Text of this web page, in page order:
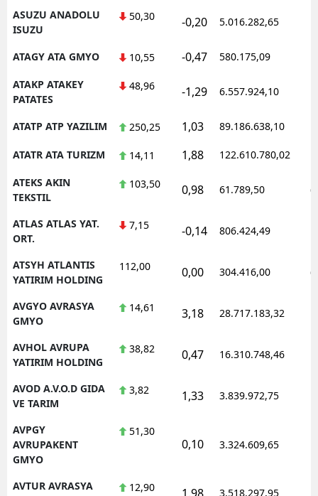
ASUZU ANADOLU
ISUZU
50,30 -0,20 5.016.282,65
ATAGY ATA GMYO 10,55 -0,47 580.175,09
ATAKP ATAKEY
PATATES
48,96 -1,29 6.557.924,10
ATATP ATP YAZILIM 250,25 1,03 89.186.638,10
ATATR ATA TURIZM 14,11 1,88 122.610.780,02
ATEKS AKIN
TEKSTIL
103,50 0,98 61.789,50
ATLAS ATLAS YAT.
ORT.
7,15 -0,14 806.424,49
ATSYH ATLANTIS
YATIRIM HOLDING
112,00 0,00 304.416,00
AVGYO AVRASYA
GMYO
14,61 3,18 28.717.183,32
AVHOL AVRUPA
YATIRIM HOLDING
38,82 0,47 16.310.748,46
AVOD A.V.O.D GIDA
VE TARIM
3,82 1,33 3.839.972,75
AVPGY
AVRUPAKENT
GMYO
51,30
0,10 3.324.609,65
AVTUR AVRASYA
12,90 3.518.297,95